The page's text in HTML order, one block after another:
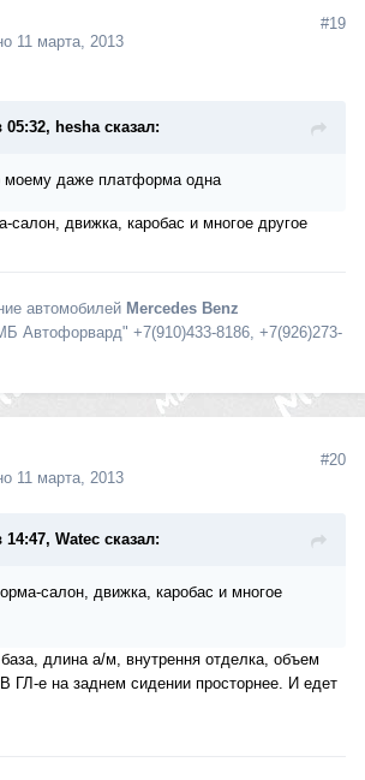
11 марта, 2013
#19
05:32, hesha сказал:
моему даже платформа одна
салон, движка, каробас и многое другое
автомобилей Mercedes Benz
Автофорвард" +7(910)433-8186, +7(926)273-
11 марта, 2013
#20
14:47, Watec сказал:
салон, движка, каробас и многое
длина а/м, внутрення отделка, объем
ГЛ-е на заднем сидении просторнее. И едет